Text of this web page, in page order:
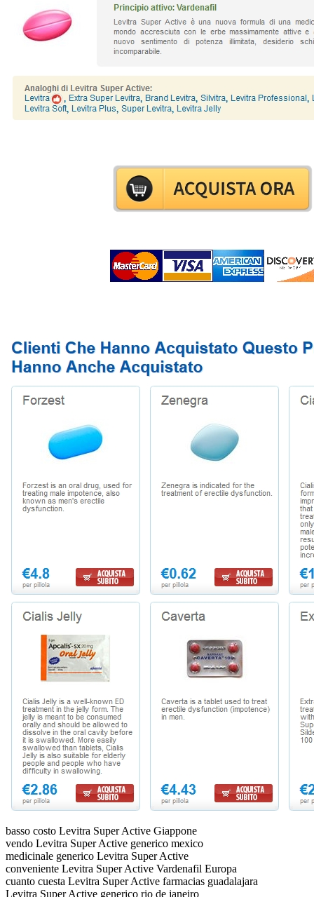
basso costo Levitra Super Active Giappone
vendo Levitra Super Active generico mexico
medicinale generico Levitra Super Active
conveniente Levitra Super Active Vardenafil Europa
cuanto cuesta Levitra Super Active farmacias guadalajara
Levitra Super Active generico rio de janeiro